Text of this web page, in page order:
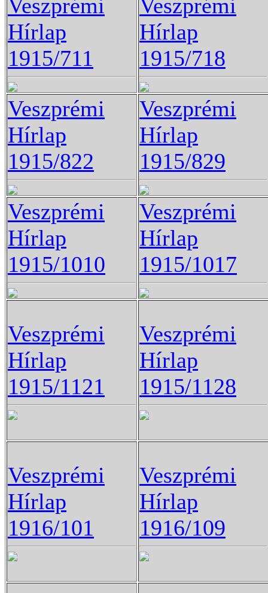
Veszprémi
Hírlap
1915/711
Veszprémi
Hírlap
1915/718
Veszprémi
Hírlap
1915/822
Veszprémi
Hírlap
1915/829
Veszprémi
Hírlap
1915/1010
Veszprémi
Hírlap
1915/1017
Veszprémi
Hírlap
1915/1121
Veszprémi
Hírlap
1915/1128
Veszprémi
Hírlap
1916/101
Veszprémi
Hírlap
1916/109